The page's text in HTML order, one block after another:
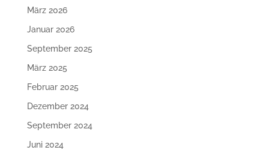
März 2026
Januar 2026
September 2025
März 2025
Februar 2025
Dezember 2024
September 2024
Juni 2024